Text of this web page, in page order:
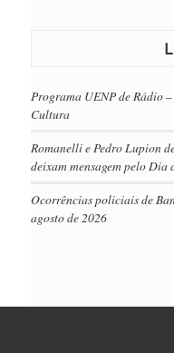
Programa UENP de Rádio
Cultura
Romanelli e Pedro Lupion
deixam mensagem pelo Dia
Ocorrências policiais de
agosto de 2026